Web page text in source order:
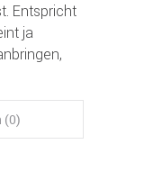
Entspricht
ja
(0)